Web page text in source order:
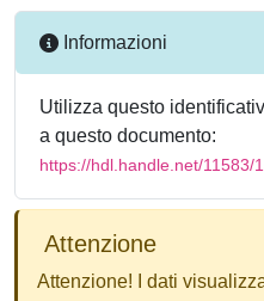
Informazioni
Utilizza questo
a questo documento:
https://hdl.handle.net/11583/
Attenzione
Attenzione! I dati